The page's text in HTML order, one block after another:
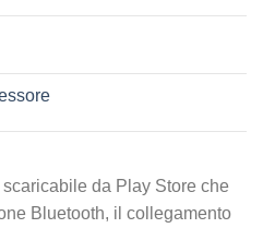
da Play Store che
Bluetooth, il collegamento